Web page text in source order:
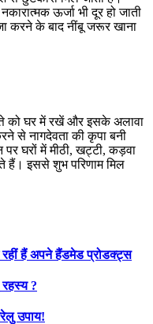
ऊर्जा भी दूर हो जाती
करने के बाद नींबू जरूर खाना
को घर में रखें और इसके अलावा
से नागदेवता की कृपा बनी
घरों में मीठी, खट्टी, कड़वा
हैं। इससे शुभ परिणाम मिल
हैं अपने हैंडमेड प्रोडक्ट्स
रहस्य ?
उपाय!